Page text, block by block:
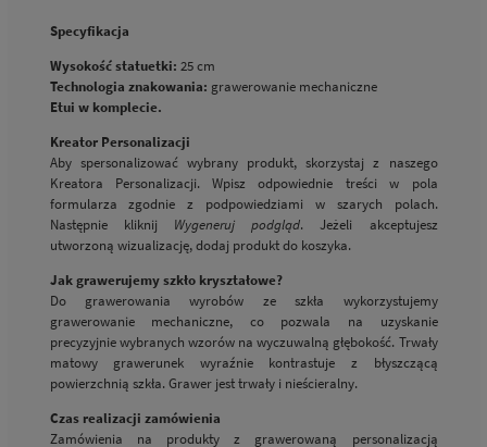
Specyfikacja
Wysokość statuetki: 25 cm
Technologia znakowania: grawerowanie mechaniczne
Etui w komplecie.
Kreator Personalizacji
Aby spersonalizować wybrany produkt, skorzystaj z naszego
Kreatora Personalizacji. Wpisz odpowiednie treści w pola
formularza zgodnie z podpowiedziami w szarych polach.
Następnie kliknij Wygeneruj podgląd. Jeżeli akceptujesz
utworzoną wizualizację, dodaj produkt do koszyka.
Jak grawerujemy szkło kryształowe?
Do grawerowania wyrobów ze szkła wykorzystujemy
grawerowanie mechaniczne, co pozwala na uzyskanie
precyzyjnie wybranych wzorów na wyczuwalną głębokość. Trwały
matowy grawerunek wyraźnie kontrastuje z błyszczącą
powierzchnią szkła. Grawer jest trwały i nieścieralny.
Czas realizacji zamówienia
Zamówienia na produkty z grawerowaną personalizacją